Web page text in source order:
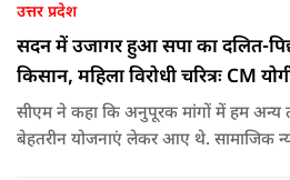
उत्तर प्रदेश
सदन में उजागर हुआ सपा का दलित-
किसान, महिला विरोधी चरित्रः CM
सीएम ने कहा कि अनुपूरक मांगों में हम अन्य
बेहतरीन योजनाएं लेकर आए थे. सामाजिक